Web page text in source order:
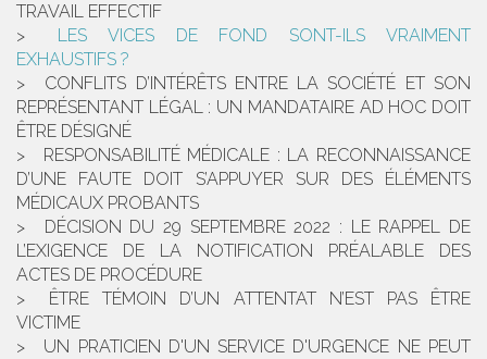
TRAVAIL EFFECTIF
LES VICES DE FOND SONT-ILS VRAIMENT
EXHAUSTIFS ?
CONFLITS D’INTÉRÊTS ENTRE LA SOCIÉTÉ ET SON
REPRÉSENTANT LÉGAL : UN MANDATAIRE AD HOC DOIT
ÊTRE DÉSIGNÉ
RESPONSABILITÉ MÉDICALE : LA RECONNAISSANCE
D’UNE FAUTE DOIT S’APPUYER SUR DES ÉLÉMENTS
MÉDICAUX PROBANTS
DÉCISION DU 29 SEPTEMBRE 2022 : LE RAPPEL DE
L’EXIGENCE DE LA NOTIFICATION PRÉALABLE DES
ACTES DE PROCÉDURE
ÊTRE TÉMOIN D’UN ATTENTAT N’EST PAS ÊTRE
VICTIME
UN PRATICIEN D'UN SERVICE D'URGENCE NE PEUT